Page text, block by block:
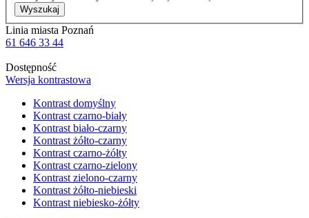
Wyszukaj
Linia miasta Poznań
61 646 33 44
Dostępność
Wersja kontrastowa
Kontrast domyślny
Kontrast czarno-biały
Kontrast biało-czarny
Kontrast żółto-czarny
Kontrast czarno-żółty
Kontrast czarno-zielony
Kontrast zielono-czarny
Kontrast żółto-niebieski
Kontrast niebiesko-żółty